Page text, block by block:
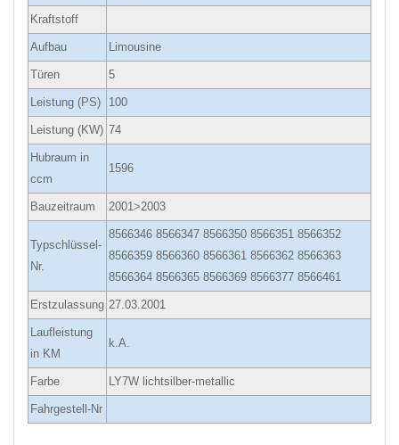
Kraftstoff
Aufbau Limousine
Türen 5
Leistung (PS) 100
Leistung (KW) 74
Hubraum in
ccm
1596
Bauzeitraum 2001>2003
Typschlüssel-
Nr.
8566346 8566347 8566350 8566351 8566352
8566359 8566360 8566361 8566362 8566363
8566364 8566365 8566369 8566377 8566461
Erstzulassung 27.03.2001
Laufleistung
in KM
k.A.
Farbe LY7W lichtsilber-metallic
Fahrgestell-Nr